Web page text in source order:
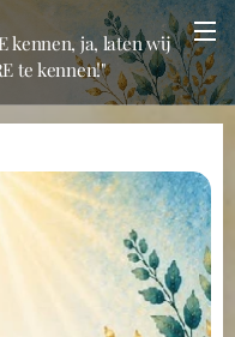
kennen, ja, laten wij
te kennen!"